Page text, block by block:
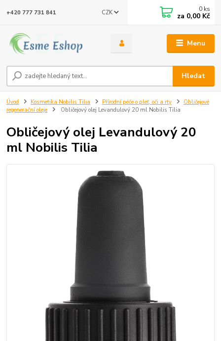
Menu
CZK
Hledat
+420 777 731 841 0 ks
za 0,00 Kč
Úvod Kosmetika Nobilis Tilia Přírodní péče o pleť, oči a rty
Obličejové
regenerační oleje
Obličejový olej Levandulový 20 ml Nobilis Tilia
Obličejový olej Levandulový 20
ml Nobilis Tilia